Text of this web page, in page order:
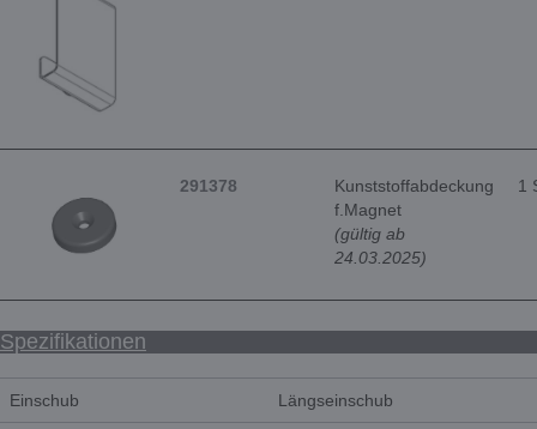
291378
Kunststoffabdeckung
f.Magnet
(gültig ab
24.03.2025)
1
Spezifikationen
Einschub Längseinschub